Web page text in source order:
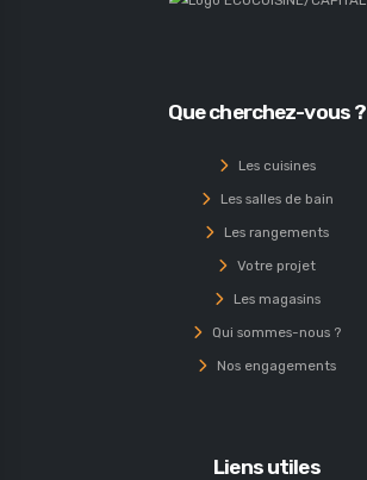
Que cherchez-vous ?
Les cuisines
Les salles de bain
Les rangements
Votre projet
Les magasins
Qui sommes-nous ?
Nos engagements
Liens utiles